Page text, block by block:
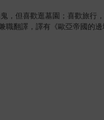
，但喜歡逛墓園；喜歡旅
翻譯，譯有《歐亞帝國的